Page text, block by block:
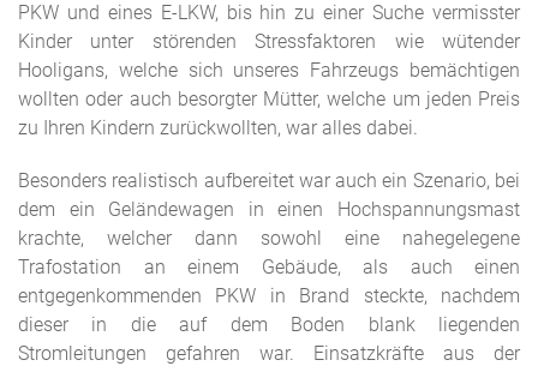
PKW und eines E-LKW, bis hin zu einer Suche vermisster
Kinder unter störenden Stressfaktoren wie wütender
Hooligans, welche sich unseres Fahrzeugs bemächtigen
wollten oder auch besorgter Mütter, welche um jeden Preis
zu Ihren Kindern zurückwollten, war alles dabei.
Besonders realistisch aufbereitet war auch ein Szenario, bei
dem ein Geländewagen in einen Hochspannungsmast
krachte, welcher dann sowohl eine nahegelegene
Trafostation an einem Gebäude, als auch einen
entgegenkommenden PKW in Brand steckte, nachdem
dieser in die auf dem Boden blank liegenden
Stromleitungen gefahren war. Einsatzkräfte aus der